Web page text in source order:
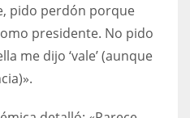
pido perdón porque
presidente. No pido
me dijo ‘vale’ (aunque